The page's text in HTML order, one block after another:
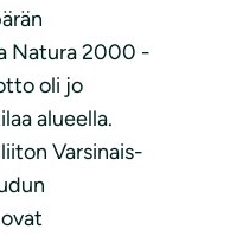
Natura 2000 -
oli jo
alueella.
Varsinais-